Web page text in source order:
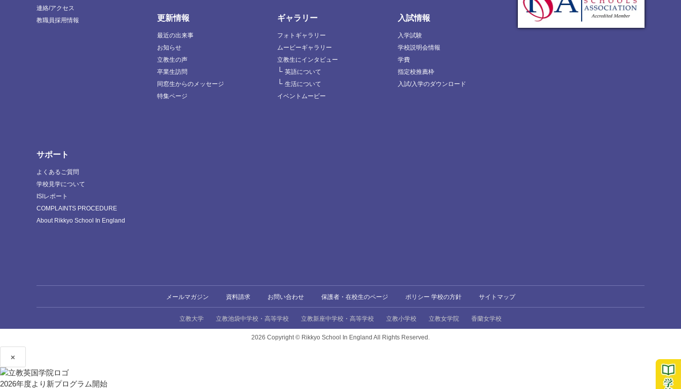
連絡/アクセス
教職員採用情報
更新情報
最近の出来事
お知らせ
立教生の声
卒業生訪問
同窓生からのメッセージ
特集ページ
ギャラリー
フォトギャラリー
ムービーギャラリー
立教生にインタビュー
└ 英語について
└ 生活について
イベントムービー
入試情報
入学試験
学校説明会情報
学費
指定校推薦枠
入試/入学のダウンロード
サポート
よくあるご質問
学校見学について
ISIレポート
COMPLAINTS PROCEDURE
About Rikkyo School In England
メールマガジン 資料請求 お問い合わせ 保護者・在校生のページ ポリシー 学校の方針 サイトマップ
立教大学 立教池袋中学校・高等学校 立教新座中学校・高等学校 立教小学校 立教女学院 香蘭女学校
2026 Copyright © Rikkyo School In England All Rights Reserved.
×
2026年度より新プログラム開始